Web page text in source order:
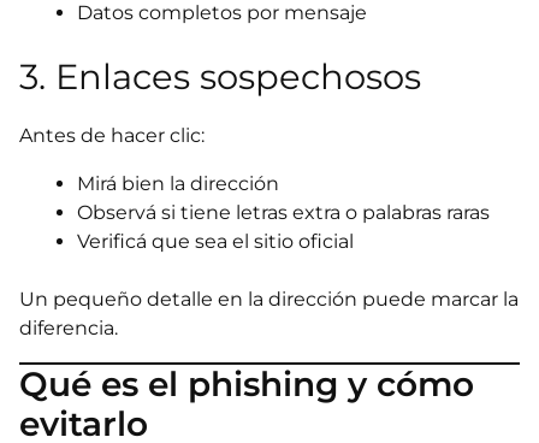
Datos completos por mensaje
3. Enlaces sospechosos
Antes de hacer clic:
Mirá bien la dirección
Observá si tiene letras extra o palabras raras
Verificá que sea el sitio oficial
Un pequeño detalle en la dirección puede marcar la
diferencia.
Qué es el phishing y cómo
evitarlo